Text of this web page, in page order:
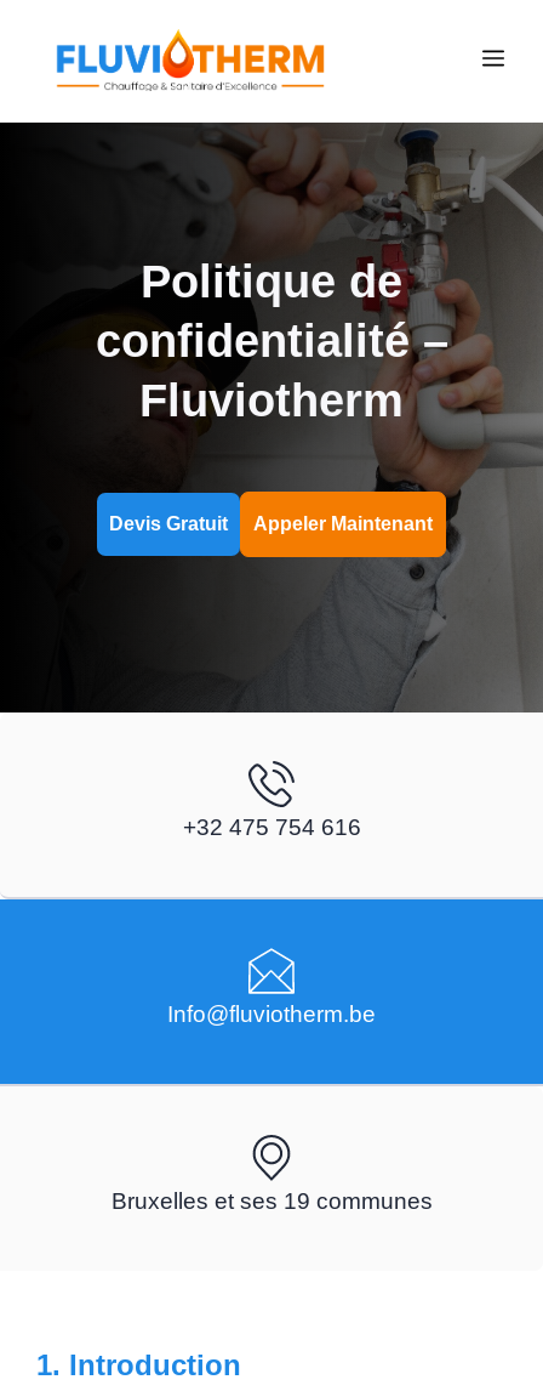
contenu
Politique de
confidentialité –
Fluviotherm
Devis Gratuit Appeler Maintenant
+32 475 754 616
Info@fluviotherm.be
Bruxelles et ses 19 communes
1. Introduction